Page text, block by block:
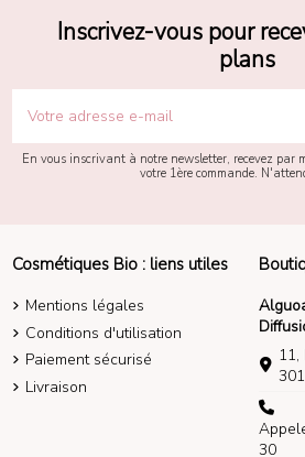
Inscrivez-vous pour
plans
En vous inscrivant à notre newsletter, recevez par
votre 1ère commande.
Cosmétiques Bio : liens utiles
Mentions légales
Conditions d'utilisation
Paiement sécurisé
Livraison
11,
30